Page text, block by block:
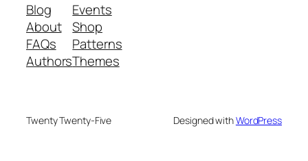
Blog
About
FAQs
Authors
Events
Shop
Patterns
Themes
Twenty Twenty-Five Designed withWordPress